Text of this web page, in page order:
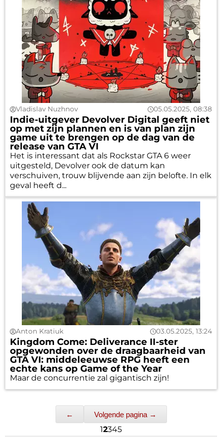
Vladislav Nuzhnov 05.05.2025, 08:38
Indie-uitgever Devolver Digital geeft niet
op met zijn plannen en is van plan zijn
game uit te brengen op de dag van de
release van GTA VI
Het is interessant dat als Rockstar GTA 6 weer
uitgesteld, Devolver ook de datum kan
verschuiven, trouw blijvende aan zijn belofte. In elk
geval heeft d...
Anton Kratiuk 03.05.2025, 13:24
Kingdom Come: Deliverance II-ster
opgewonden over de draagbaarheid van
GTA VI: middeleeuwse RPG heeft een
echte kans op Game of the Year
Maar de concurrentie zal gigantisch zijn!
← Volgende pagina →
12345